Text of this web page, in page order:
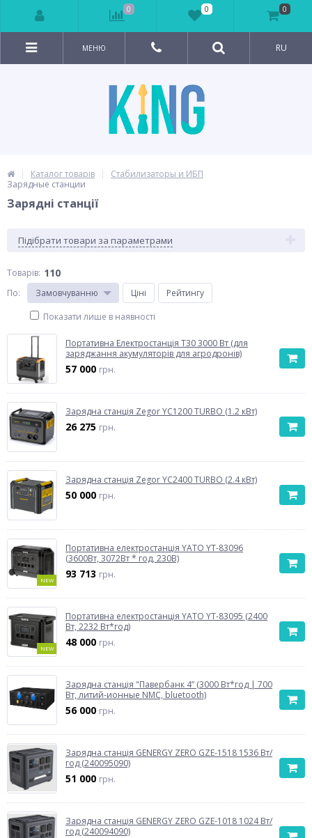
МЕНЮ RU
Каталог товарів
Стабилизаторы и ИБП
Зарядные станции
Зарядні станції
Підібрати товари за параметрами
Товарів: 110
По: Замовчуванню Ціні
Рейтингу
Показати лише в наявності
Портативна Електростанція T30 3000 Вт (для
заряджання акумуляторів для агродронів)
57 000 грн.
Зарядна станція Zegor YC1200 TURBO (1.2 кВт)
26 275 грн.
Зарядна станція Zegor YC2400 TURBO (2.4 кВт)
50 000 грн.
NEW
Портативна електростанція YATO YT-83096
(3600Вт, 3072Вт * год, 230В)
93 713 грн.
NEW
Портативна електростанція YATO YT-83095 (2400
Вт, 2232 Вт*год)
48 000 грн.
Зарядна станція "Павербанк 4” (3000 Вт*год | 700
Вт, литий-ионные NMC, bluetooth)
56 000 грн.
Зарядна станція GENERGY ZERO GZE-1518 1536 Вт/
год (240095090)
51 000 грн.
Зарядна станція GENERGY ZERO GZE-1018 1024 Вт/
год (240094090)
0 0 0